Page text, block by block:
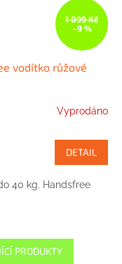
1 099 Kč
–9 %
vodítko růžové
Vyprodáno
DETAIL
40 kg. Handsfree
PRODUKTY